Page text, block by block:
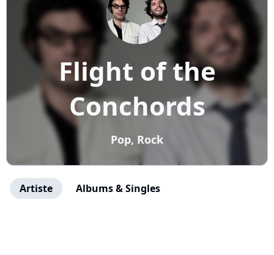
Flight of the
Conchords
Pop, Rock
Artiste Albums & Singles